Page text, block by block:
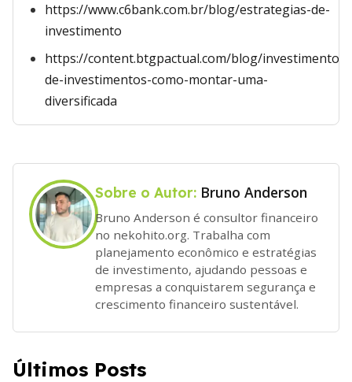
https://www.c6bank.com.br/blog/estrategias-de-
investimento
https://content.btgpactual.com/blog/
de-investimentos-como-montar-uma-
diversificada
Sobre o Autor: Bruno Anderson
Bruno Anderson é consultor financeiro
no nekohito.org. Trabalha com
planejamento econômico e estratégias
de investimento, ajudando pessoas e
empresas a conquistarem segurança e
crescimento financeiro sustentável.
Últimos Posts